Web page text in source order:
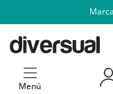
Menú